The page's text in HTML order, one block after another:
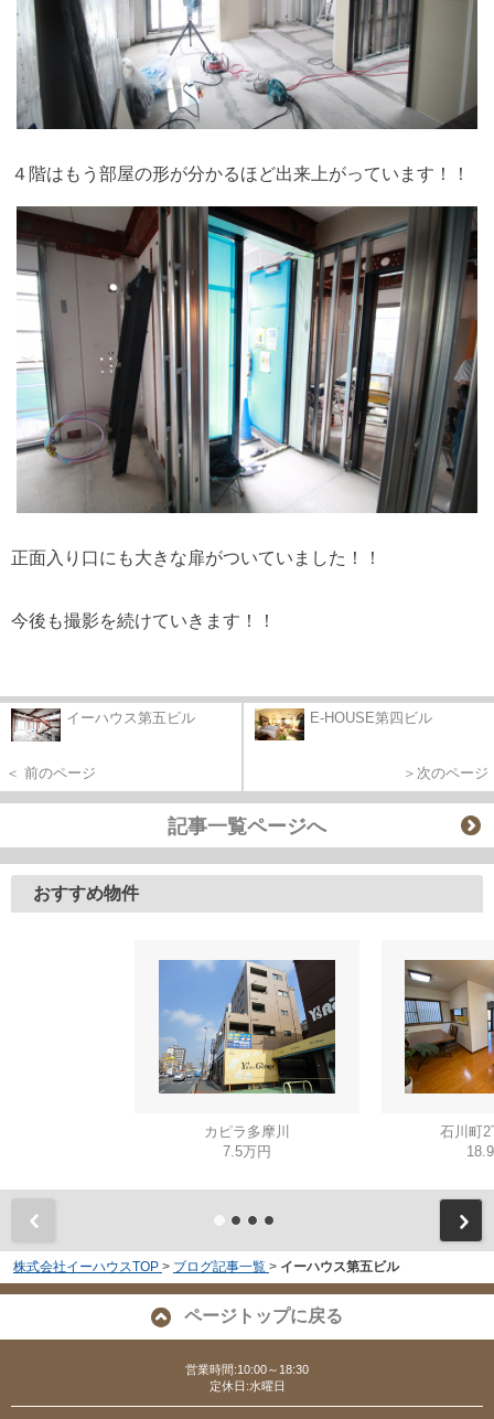
４階はもう部屋の形が分かるほど出来上がっています！！
正面入り口にも大きな扉がついていました！！
今後も撮影を続けていきます！！
イーハウス第五ビル
＜ 前のページ
E-HOUSE第四ビル
＞次のページ
記事一覧ページへ
おすすめ物件
カピラ多摩川
7.5万円
石川町
株式会社イーハウスTOP > ブログ記事一覧 > イーハウス第五ビル
ページトップに戻る
営業時間:10:00～18:30
定休日:水曜日